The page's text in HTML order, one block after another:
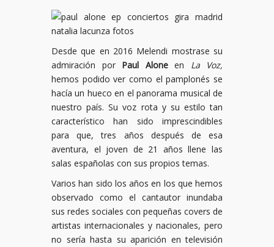
Desde que en 2016 Melendi mostrase su
admiración por Paul Aloneen La Voz,
hemos podido ver como el pamplonés se
hacía un hueco en el panorama musical de
nuestro país. Su voz rota y su estilo tan
característico han sido imprescindibles
para que, tres años después de esa
aventura, el joven de 21 años llene las
salas españolas con sus propios temas.
Varios han sido los años en los que hemos
observado como el cantautor inundaba
sus redes sociales con pequeñas covers de
artistas internacionales y nacionales, pero
no sería hasta su aparición en televisión